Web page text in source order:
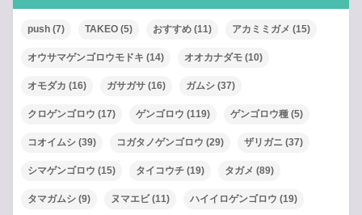
push (7) TAKEO (5) おすすめ (11) アカミミガメ (15)
オウサマゲンゴロウモドキ (14) オオカナダモ (10)
オモダカ (16) ガサガサ (16) ガムシ (37)
クロゲンゴロウ (17) ゲンゴロウ (119) ゲンゴロウ種 (5)
コオイムシ (39) コガタノゲンゴロウ (29) ザリガニ (37)
シマゲンゴロウ (15) タイコウチ (19) タガメ (89)
タマガムシ (9) ヌマエビ(11) ハイイロゲンゴロウ (19)